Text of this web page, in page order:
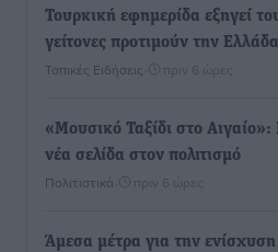
Τουρκική εφημερίδα εξηγεί
γείτονες προτιμούν την
Τοπικές Ειδήσεις πριν 6 ώρες
«Μουσικό Ταξίδι στο
νέα σελίδα στον πολιτισμό
Πολιτιστικά πριν 6 ώρες
Άμεσα μέτρα για την